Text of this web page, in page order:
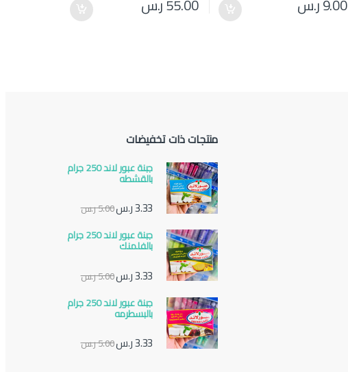
9.00ر.س 55.00ر.س
منتجات ذات تخفيضات
جبنة عبور لاند 250 جرام
بالقشطه
3.33ر.س5.00ر.س
جبنة عبور لاند 250 جرام
بالفلمنك
3.33ر.س5.00ر.س
جبنة عبور لاند 250 جرام
بالبسطرمه
3.33ر.س5.00ر.س